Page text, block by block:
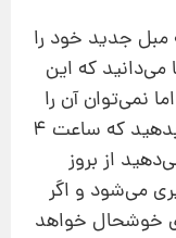
مبل جدید خود را
می‌دانید که این
نمی‌توان آن را
تضمین کرد، در این وضعیت اگر قول بدهید که ساعت 4
از بروز
می‌شود و اگر
خوشحال خواهد